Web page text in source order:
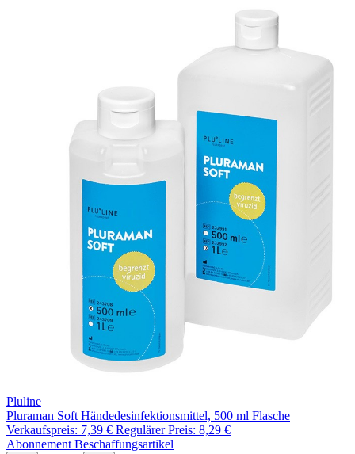
Pluline
Pluraman Soft Händedesinfektionsmittel, 500 ml Flasche
Verkaufspreis: 7,39 € Regulärer Preis: 8,29 €
Abonnement Beschaffungsartikel